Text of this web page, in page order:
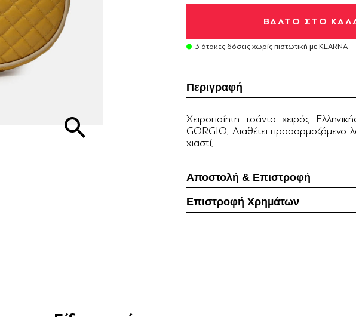
3 άτοκες δόσεις χωρίς πιστωτική με KLARNA
Περιγραφή
Χειροποίητη τσάντα χειρός
GORGIO. Διαθέτει προσαρμοζόμενο
χιαστί.
Αποστολή & Επιστροφή
Επιστροφή Χρηµάτων